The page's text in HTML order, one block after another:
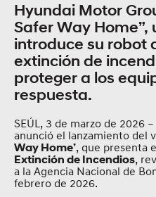
Hyundai Motor
Safer Way
introduce su robot
extinción de
proteger a los
respuesta.
SEÚL, 3 de marzo de 2026
anunció el lanzamiento del
Way Home’, que presenta
Extinción de Incendios,
a la Agencia Nacional de
febrero de 2026.